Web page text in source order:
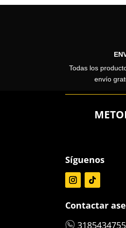
Todas los
envío
Síguenos
Contactar
3185434755